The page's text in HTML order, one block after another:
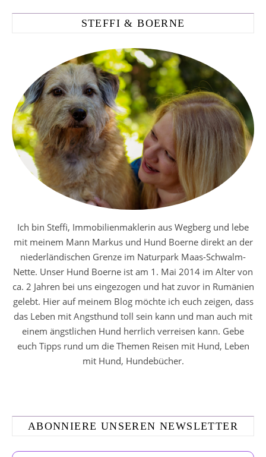
STEFFI & BOERNE
Ich bin Steffi, Immobilienmaklerin aus Wegberg und lebe
mit meinem Mann Markus und Hund Boerne direkt an der
niederländischen Grenze im Naturpark Maas-Schwalm-
Nette. Unser Hund Boerne ist am 1. Mai 2014 im Alter von
ca. 2 Jahren bei uns eingezogen und hat zuvor in Rumänien
gelebt. Hier auf meinem Blog möchte ich euch zeigen, dass
das Leben mit Angsthund toll sein kann und man auch mit
einem ängstlichen Hund herrlich verreisen kann. Gebe
euch Tipps rund um die Themen Reisen mit Hund, Leben
mit Hund, Hundebücher.
ABONNIERE UNSEREN NEWSLETTER